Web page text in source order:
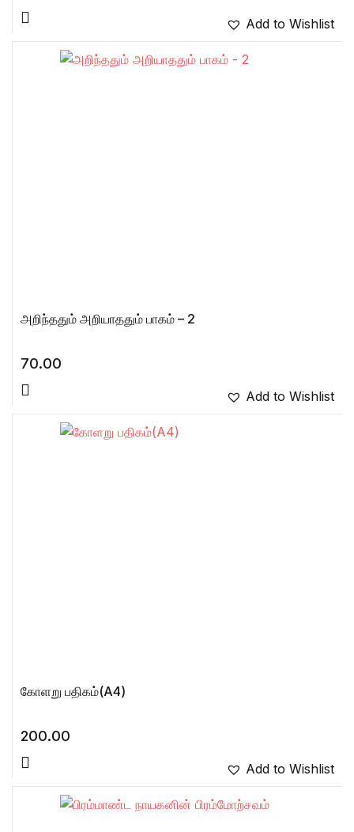
Add to Wishlist
அறிந்ததும் அறியாததும் பாகம் – 2
70.00
Add to Wishlist
கோளறு பதிகம்(A4)
200.00
Add to Wishlist